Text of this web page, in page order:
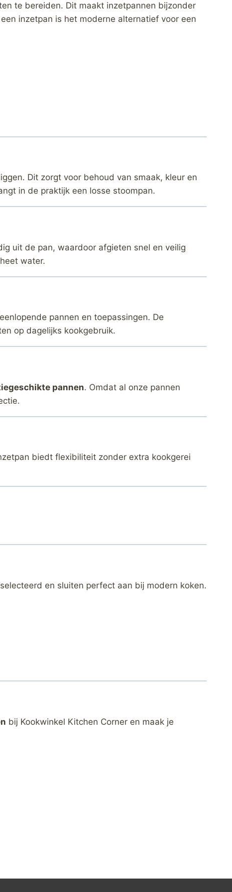
te bereiden. Dit maakt inzetpannen bijzonder
inzetpan is het moderne alternatief voor een
Dit zorgt voor behoud van smaak, kleur en
in de praktijk een losse stoompan.
uit de pan, waardoor afgieten snel en veilig
water.
pannen en toepassingen. De
op dagelijks kookgebruik.
pannen. Omdat al onze pannen
biedt flexibiliteit zonder extra kookgerei
en sluiten perfect aan bij modern koken.
bij Kookwinkel Kitchen Corner en maak je